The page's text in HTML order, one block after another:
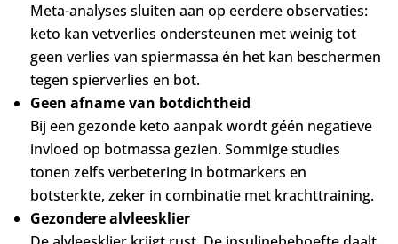
Meta-analyses sluiten aan op eerdere observaties:
keto kan vetverlies ondersteunen met weinig tot
geen verlies van spiermassa én het kan beschermen
tegen spierverlies en bot.
Geen afname van botdichtheid
Bij een gezonde keto aanpakwordt géén negatieve
invloed op botmassa gezien.Sommige studies
tonen zelfs verbetering in botmarkers en
botsterkte, zeker in combinatie met krachttraining.
Gezondere alvleesklier